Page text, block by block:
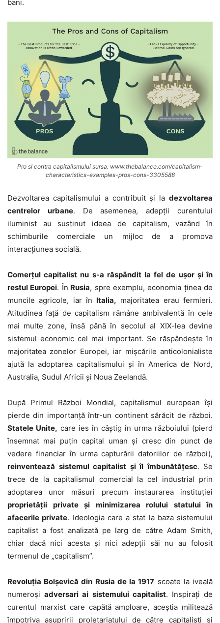
bani.
Pro si contra capitalismului sursa: www.thebalance.com/capitalism-
characteristics-examples-pros-cons-3305588
Dezvoltarea capitalismului a contribuit și la dezvoltarea
centrelor urbane. De asemenea, adepții curentului
iluminist au susținut ideea de capitalism, vazând în
schimburile comerciale un mijloc de a promova
interacțiunea socială.
Comerțul capitalist nu s-a răspândit la fel de ușor și în
restul Europei. În Rusia, spre exemplu, economia ținea de
muncile agricole, iar în Italia, majoritatea erau fermieri.
Atitudinea față de capitalism rămâne ambivalentă în cele
mai multe zone, însă până în secolul al XIX-lea devine
sistemul economic cel mai important. Se răspândește în
majoritatea zonelor Europei, iar mișcările anticolonialiste
ajută la adoptarea capitalismului și în America de Nord,
Australia, Sudul Africii și Noua Zeelandă.
După Primul Război Mondial, capitalismul european își
pierde din importanță într-un continent sărăcit de război.
Statele Unite, care ies în câștig în urma războiului (pierd
însemnat mai puțin capital uman și cresc din punct de
vedere financiar în urma capturării datoriilor de război),
reinventează sistemul capitalist și îl îmbunătățesc. Se
trece de la capitalismul comercial la cel industrial prin
adoptarea unor măsuri precum instaurarea instituției
proprietății private și minimizarea rolului statului în
afacerile private. Ideologia care a stat la baza sistemului
capitalist a fost analizată pe larg de către Adam Smith,
chiar dacă nici acesta și nici adepții săi nu au folosit
termenul de „capitalism”.
Revoluția Bolșevică din Rusia de la 1917 scoate la iveală
numeroșiadversari ai sistemului capitalist. Inspirați de
curentul marxist care capătă amploare, aceștia militează
împotriva asupririi proletariatului de către capitaliști și